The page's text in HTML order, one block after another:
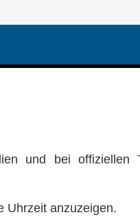
und bei offiziellen
Uhrzeit anzuzeigen.